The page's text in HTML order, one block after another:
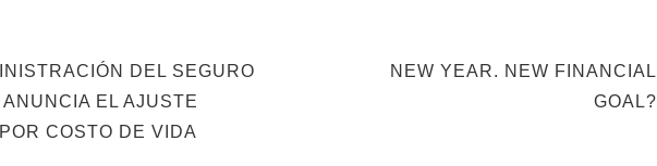
DEL SEGURO
ANUNCIA EL AJUSTE
COSTO DE VIDA
NEXT
NEW YEAR. NEW FINANCIAL
GOAL?